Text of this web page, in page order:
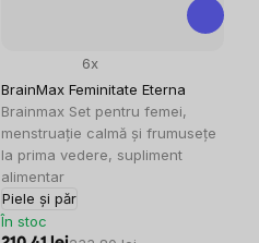
BrainMax Feminitate Eterna
Brainmax Set pentru femei,
menstruație calmă și frumusețe
la prima vedere, supliment
alimentar
Piele și păr
6x
În stoc